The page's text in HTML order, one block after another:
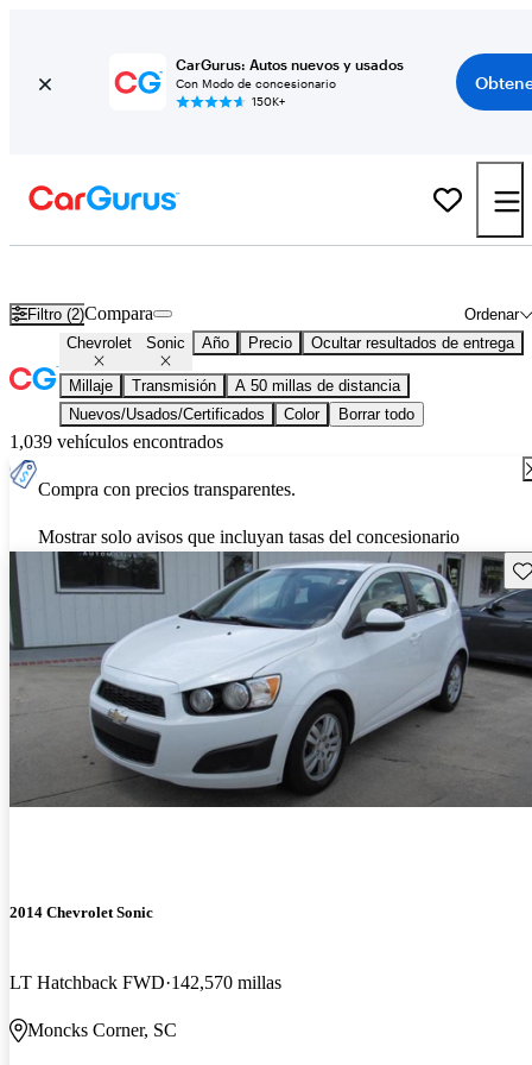
CarGurus: Autos nuevos y usados
Con Modo de concesionario
150K+
Filtro (2) Ordenar
Compara
Chevrolet Sonic Año Precio Ocultar resultados de entrega
Millaje Transmisión
A 50 millas de distancia
Nuevos/Usados/Certificados
Color Borrar todo
1,039 vehículos encontrados
Compra con precios transparentes.
Mostrar solo avisos que incluyan tasas del concesionario
2014 Chevrolet Sonic
LT Hatchback FWD 142,570 millas
Moncks Corner, SC